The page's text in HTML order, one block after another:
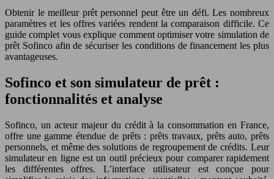
Obtenir le meilleur prêt personnel peut être un défi. Les nombreux
paramètres et les offres variées rendent la comparaison difficile. Ce
guide complet vous explique comment optimiser votre simulation de
prêt Sofinco afin de sécuriser les conditions de financement les plus
avantageuses.
Sofinco et son simulateur de prêt :
fonctionnalités et analyse
Sofinco, un acteur majeur du crédit à la consommation en France,
offre une gamme étendue de prêts : prêts travaux, prêts auto, prêts
personnels, et même des solutions de regroupement de crédits. Leur
simulateur en ligne est un outil précieux pour comparer rapidement
les différentes offres. L’interface utilisateur est conçue pour